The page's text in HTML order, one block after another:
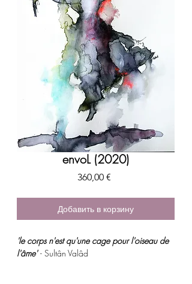
envoL (2020)
360,00 €
Добавить в корзину
'le corps n'est qu'une cage pour l'oiseau de
l'âme'- Sultân Valâd